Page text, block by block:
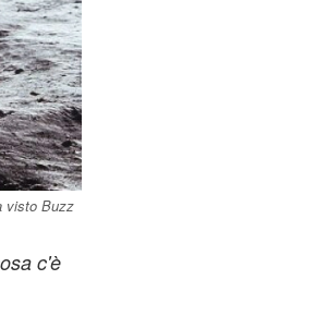
visto Buzz
c'è